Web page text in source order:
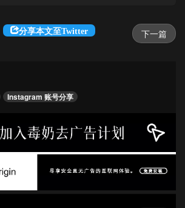
下一篇
分享本文至Twitter
Instagram 账号分享